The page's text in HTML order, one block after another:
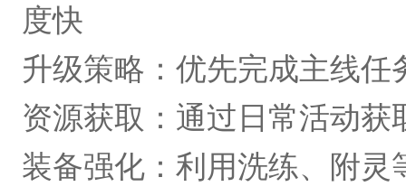
度快
升级策略‌：优先完成主线任
资源获取‌：通过日常活动获
装备强化‌：利用洗练、附灵